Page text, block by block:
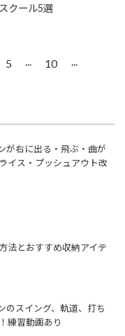
クール5選
5 ... 10 ...
が右に出る・飛ぶ・曲が
イス・プッシュアウト改
法とおすすめ収納アイテ
のスイング、軌道、打ち
練習動画あり